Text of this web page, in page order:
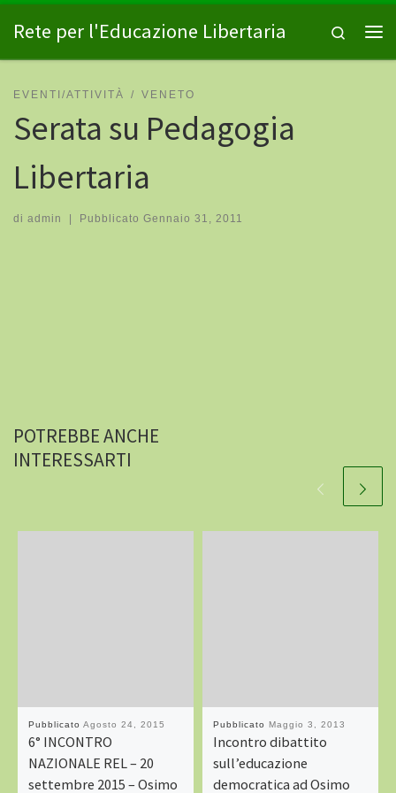
Passa al contenuto
Rete per l'Educazione Libertaria
Search
EVENTI/ATTIVITÀ VENETO
Serata su Pedagogia
Libertaria
di admin Pubblicato Gennaio 31, 2011
POTREBBE ANCHE
INTERESSARTI
Pubblicato Agosto 24, 2015
6° INCONTRO
NAZIONALE REL – 20
settembre 2015 – Osimo
Pubblicato Maggio 3, 2013
Incontro dibattito
sull’educazione
democratica ad Osimo